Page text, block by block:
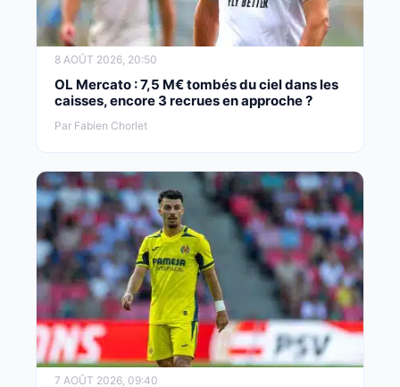
8 AOÛT 2026, 20:50
OL Mercato : 7,5 M€ tombés du ciel dans les
caisses, encore 3 recrues en approche ?
Par Fabien Chorlet
7 AOÛT 2026, 09:40